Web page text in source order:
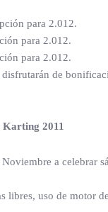
para 2.012.
para 2.012.
para 2.012.
de
Karting 2011
a celebrar
uso de motor